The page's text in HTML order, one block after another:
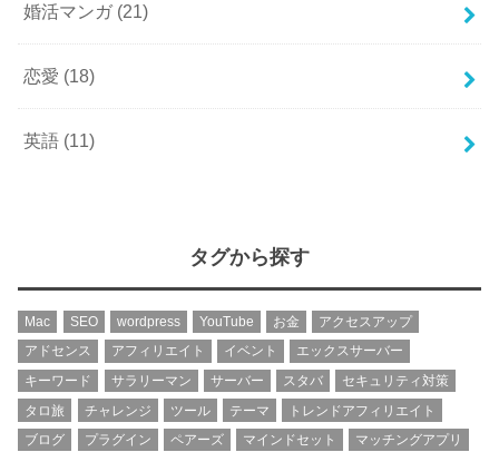
婚活マンガ (21)
恋愛 (18)
英語 (11)
タグから探す
Mac SEO wordpress YouTube お金
アクセスアップ
アドセンス
アフィリエイト イベント
エックスサーバー
キーワード
サラリーマン サーバー スタバ
セキュリティ対策
タロ旅
チャレンジ ツール テーマ
トレンドアフィリエイト
ブログ
プラグイン ペアーズ マインドセット マッチングアプリ